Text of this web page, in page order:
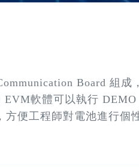
Board 組成
EVM軟體可以執行
便工程師對電池進行個